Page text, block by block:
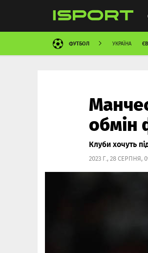
ФУТБОЛ УКРАЇНА
обмін
Клуби хочуть
2023 Г., 28 СЕРПНЯ,